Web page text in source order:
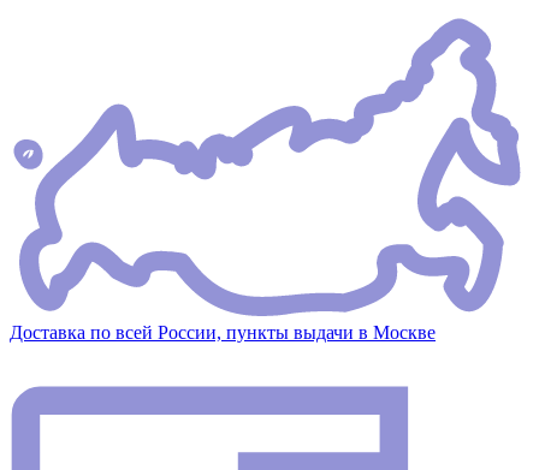
Доставка по всей России, пункты выдачи в Москве